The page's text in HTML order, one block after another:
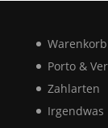
Warenkorb
Porto &
Zahlarten
Irgendwas